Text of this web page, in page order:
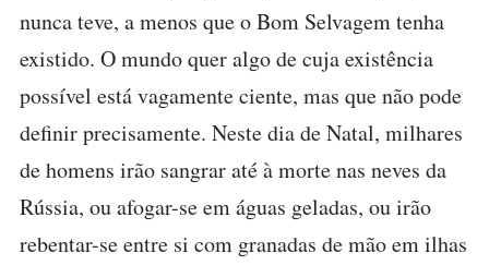
nunca teve, a menos que o Bom Selvagem tenha
existido. O mundo quer algo de cuja existência
possível está vagamente ciente, mas que não pode
definir precisamente. Neste dia de Natal, milhares
de homens irão sangrar até à morte nas neves da
Rússia, ou afogar-se em águas geladas, ou irão
rebentar-se entre si com granadas de mão em ilhas